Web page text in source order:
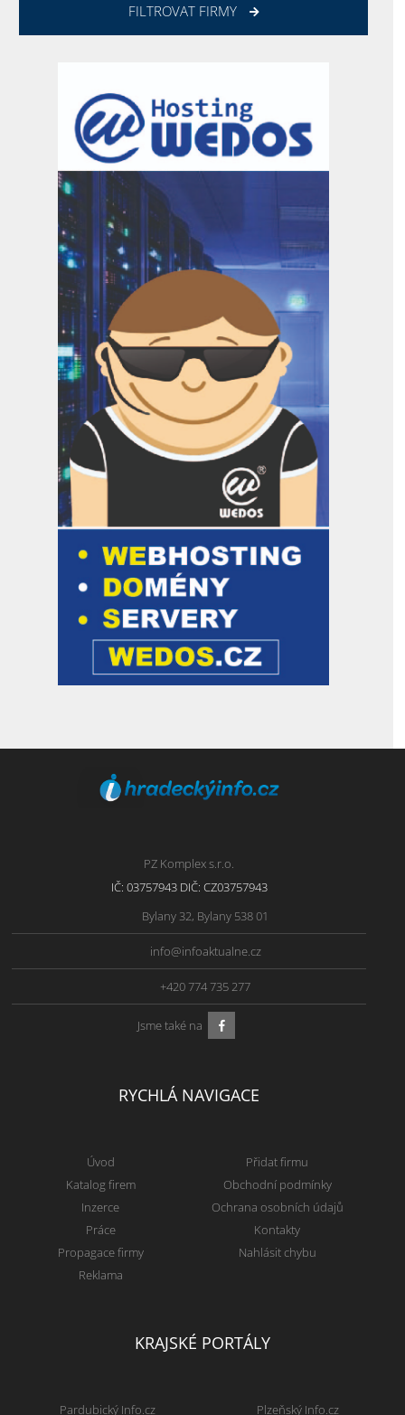
FILTROVAT FIRMY
PZ Komplex s.r.o.
IČ: 03757943 DIČ: CZ03757943
Bylany 32, Bylany 538 01
info@infoaktualne.cz
+420 774 735 277
Jsme také na
RYCHLÁ NAVIGACE
Úvod
Katalog firem
Inzerce
Práce
Propagace firmy
Reklama
Přidat firmu
Obchodní podmínky
Ochrana osobních údajů
Kontakty
Nahlásit chybu
KRAJSKÉ PORTÁLY
Pardubický Info.cz Plzeňský Info.cz